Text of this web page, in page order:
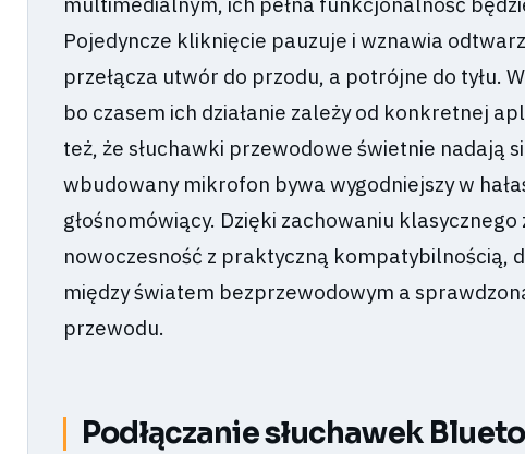
Pojedyncze kliknięcie pauzuje i wznawia
przełącza utwór do przodu, a potrójne do tyłu.
bo czasem ich działanie zależy od konkretnej
też, że słuchawki przewodowe świetnie nadają
wbudowany mikrofon bywa wygodniejszy w
głośnomówiący. Dzięki zachowaniu klasycznego
nowoczesność z praktyczną kompatybilnością,
między światem bezprzewodowym a
przewodu.
Podłączanie słuchawek